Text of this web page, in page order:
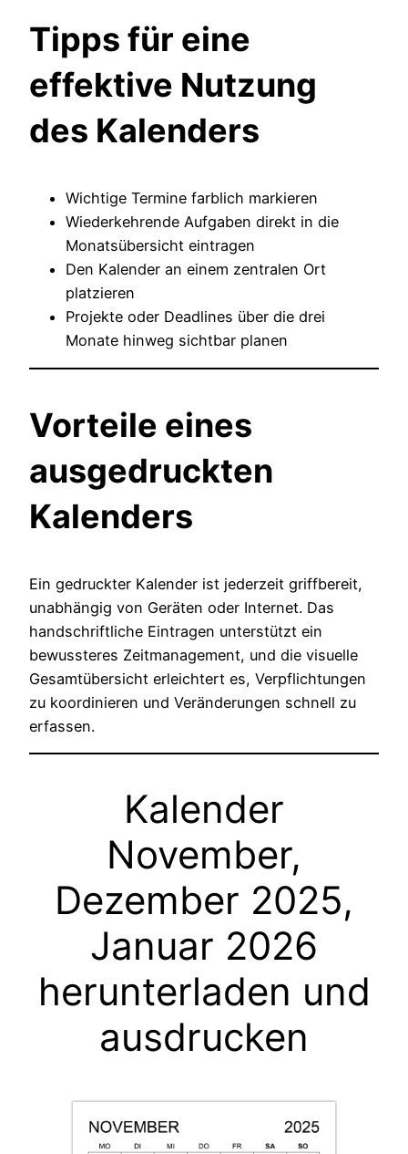
Tipps für eine
effektive Nutzung
des Kalenders
Wichtige Termine farblich markieren
Wiederkehrende Aufgaben direkt in die
Monatsübersicht eintragen
Den Kalender an einem zentralen Ort
platzieren
Projekte oder Deadlines über die drei
Monate hinweg sichtbar planen
Vorteile eines
ausgedruckten
Kalenders
Ein gedruckter Kalender ist jederzeit griffbereit,
unabhängig von Geräten oder Internet. Das
handschriftliche Eintragen unterstützt ein
bewussteres Zeitmanagement, und die visuelle
Gesamtübersicht erleichtert es, Verpflichtungen
zu koordinieren und Veränderungen schnell zu
erfassen.
Kalender
November,
Dezember 2025,
Januar 2026
herunterladen und
ausdrucken